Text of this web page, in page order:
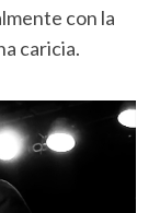
con la
caricia.